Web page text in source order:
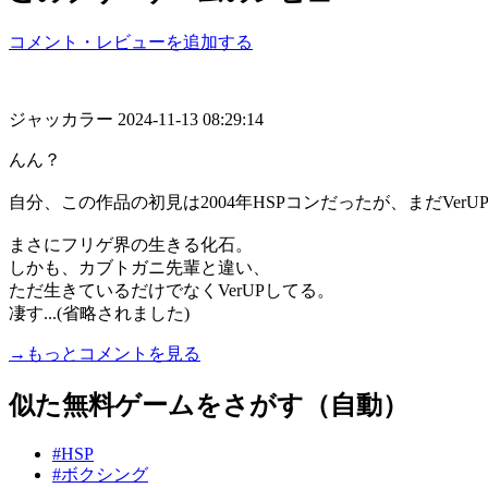
コメント・レビューを追加する
ジャッカラー 2024-11-13 08:29:14
んん？
自分、この作品の初見は2004年HSPコンだったが、まだVerUP
まさにフリゲ界の生きる化石。
しかも、カブトガニ先輩と違い、
ただ生きているだけでなくVerUPしてる。
凄す...(省略されました)
→もっとコメントを見る
似た無料ゲームをさがす（自動）
#HSP
#ボクシング